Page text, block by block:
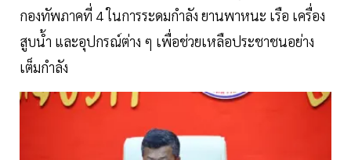
กองทัพภาคที่ 4 ในการระดมกำลัง ยานพาหนะ เรือ เครื่อง
สูบน้ำ และอุปกรณ์ต่าง ๆ เพื่อช่วยเหลือประชาชนอย่าง
เต็มกำลัง